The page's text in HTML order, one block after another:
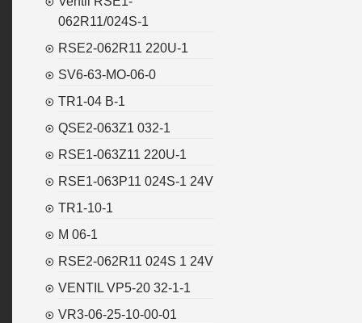
062R11/024S-1
RSE2-062R11 220U-1
SV6-63-MO-06-0
TR1-04 B-1
QSE2-063Z1 032-1
RSE1-063Z11 220U-1
RSE1-063P11 024S-1 24V
TR1-10-1
M 06-1
RSE2-062R11 024S 1 24V
VENTIL VP5-20 32-1-1
VR3-06-25-10-00-01